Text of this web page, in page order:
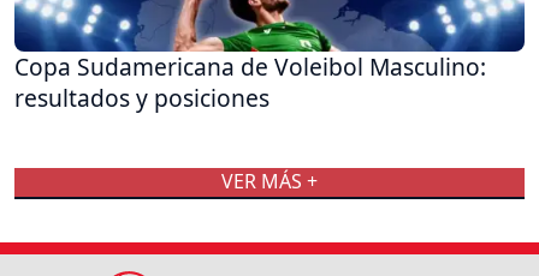
Copa Sudamericana de Voleibol Masculino:
resultados y posiciones
VER MÁS +